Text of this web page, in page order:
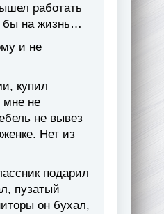
работать
бы на жизнь…
и не
купил
мне не
не вывез
Нет из
подарил
пузатый
он бухал,